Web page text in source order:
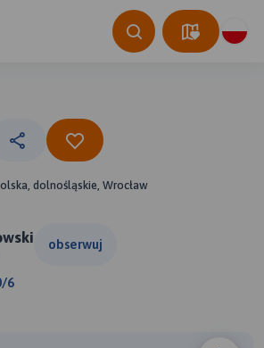
dolnośląskie, Wrocław
obserwuj
6